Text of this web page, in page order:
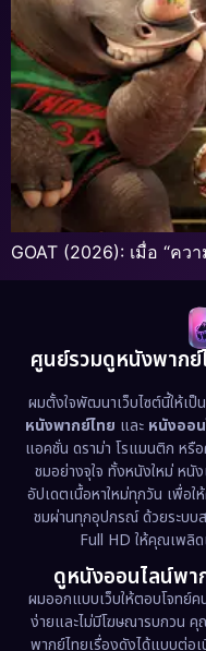
GOAT (2026): เมื่อ “คว
ศูนย์รวมดูหนังพาก
ผมตั้งใจพัฒนาเว็บไซต์นี้ให้เ
หนังพากย์ไทย และ หนังออ
แอคชั่น ดราม่า โรแมนติก หรื
ชมอย่างจุใจ ทั้งหนังใหม่ ห
อัปเดตเนื้อหาใหม่ทุกวัน เพื่อ
ชมผ่านทุกอุปกรณ์ ด้วยระบบ
Full HD ให้คุณเพลิ
ดูหนังออนไลน์พา
ผมออกแบบเว็บให้ตอบโจทย์
ง่ายและไม่มีโฆษณารบกวน คุ
พากย์ไทยเรื่องดังได้แบบต่อ